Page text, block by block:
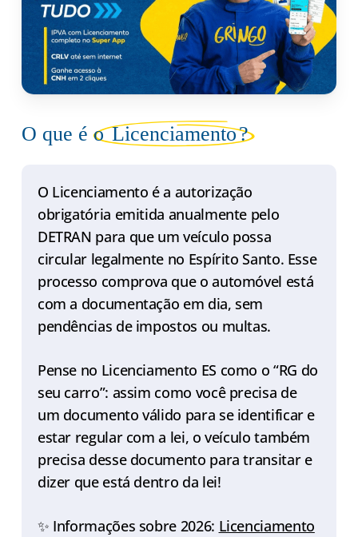
O que é oLicenciamento?
O Licenciamento é a autorização
obrigatória emitida anualmente pelo
DETRAN para que um veículo possa
circular legalmente no Espírito Santo. Esse
processo comprova que o automóvel está
com a documentação em dia, sem
pendências de impostos ou multas.
Pense no Licenciamento ES como o “RG do
seu carro”: assim como você precisa de
um documento válido para se identificar e
estar regular com a lei, o veículo também
precisa desse documento para transitar e
dizer que está dentro da lei!
✨ Informações sobre 2026: Licenciamento